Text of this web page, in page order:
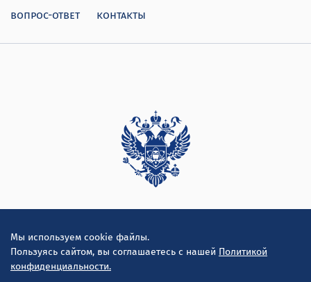
Мы используем cookie файлы.
Пользуясь сайтом, вы соглашаетесь с нашей Политикой
конфиденциальности.
вопрос-ответ контакты